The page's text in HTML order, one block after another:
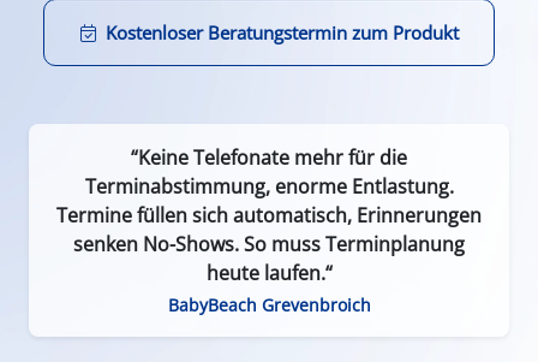
Kostenloser Beratungstermin zum Produkt
“Keine Telefonate mehr für die
Terminabstimmung, enorme Entlastung.
Termine füllen sich automatisch, Erinnerungen
senken No-Shows. So muss Terminplanung
heute laufen.“
BabyBeach Grevenbroich
Effizient & zeitsparend:
Weniger Leerlauf durch Terminausfälle
Einfach & flexibel:
Keine App oder Installation nötig